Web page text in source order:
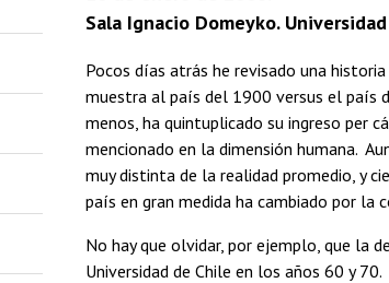
Sala Ignacio Domeyko.
Pocos días atrás he revisado una
muestra al país del 1900 versus el país
menos, ha quintuplicado su ingreso per
mencionado en la dimensión humana.
muy distinta de la realidad promedio, y
país en gran medida ha cambiado por la
No hay que olvidar, por ejemplo, que la
Universidad de Chile en los años 60 y